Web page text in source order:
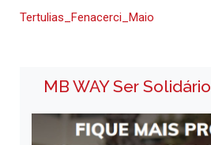
Tertulias_Fenacerci_Maio
MB WAY Ser Solidário